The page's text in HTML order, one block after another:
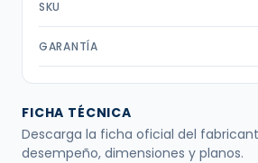
SKU
GARANTÍA
FICHA TÉCNICA
Descarga la ficha oficial del
desempeño, dimensiones y planos.